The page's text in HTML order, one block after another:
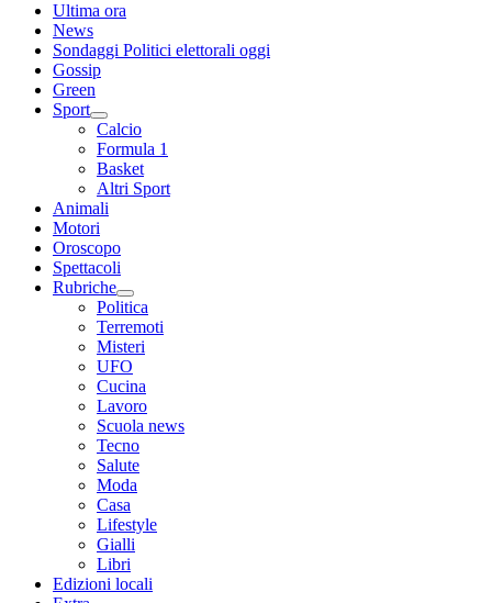
Ultima ora
News
Sondaggi Politici elettorali oggi
Gossip
Green
Sport
Calcio
Formula 1
Basket
Altri Sport
Animali
Motori
Oroscopo
Spettacoli
Rubriche
Politica
Terremoti
Misteri
UFO
Cucina
Lavoro
Scuola news
Tecno
Salute
Moda
Casa
Lifestyle
Gialli
Libri
Edizioni locali